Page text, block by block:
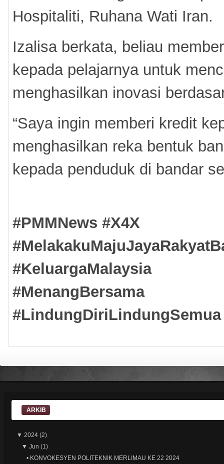
Hospitaliti, Ruhana Wati Iran.
Izalisa berkata, beliau
kepada pelajarnya untuk
menghasilkan inovasi
“Saya ingin memberi kredit
menghasilkan reka bentuk
kepada penduduk di bandar
#PMMNews #X4X
#KeluargaMalaysia
#MenangBersama
#LindungDiriLindungSemua
ARKIB
▼ 2024 (2)
▼ Jun (1)
• KONVOKESYEN POLITEKNIK MERLIMAU KE 22 2024